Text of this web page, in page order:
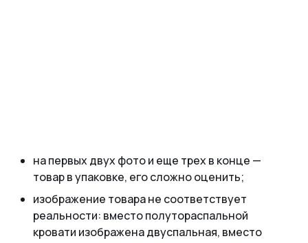
на первых двух фото и еще трех в конце —
товар в упаковке, его сложно оценить;
изображение товара не соответствует
реальности: вместо полутораспальной
кровати изображена двуспальная, вместо